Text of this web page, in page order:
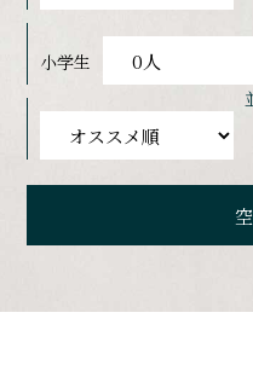
小学生